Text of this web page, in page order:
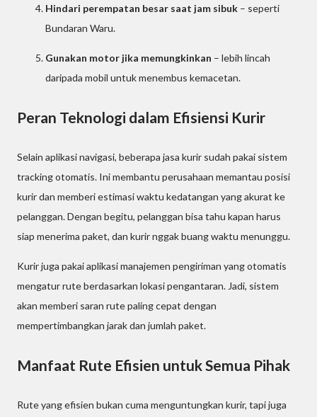
Hindari perempatan besar saat jam sibuk – seperti
Bundaran Waru.
Gunakan motor jika memungkinkan – lebih lincah
daripada mobil untuk menembus kemacetan.
Peran Teknologi dalam Efisiensi Kurir
Selain aplikasi navigasi, beberapa jasa kurir sudah pakai sistem
tracking otomatis. Ini membantu perusahaan memantau posisi
kurir dan memberi estimasi waktu kedatangan yang akurat ke
pelanggan. Dengan begitu, pelanggan bisa tahu kapan harus
siap menerima paket, dan kurir nggak buang waktu menunggu.
Kurir juga pakai aplikasi manajemen pengiriman yang otomatis
mengatur rute berdasarkan lokasi pengantaran. Jadi, sistem
akan memberi saran rute paling cepat dengan
mempertimbangkan jarak dan jumlah paket.
Manfaat Rute Efisien untuk Semua Pihak
Rute yang efisien bukan cuma menguntungkan kurir, tapi juga